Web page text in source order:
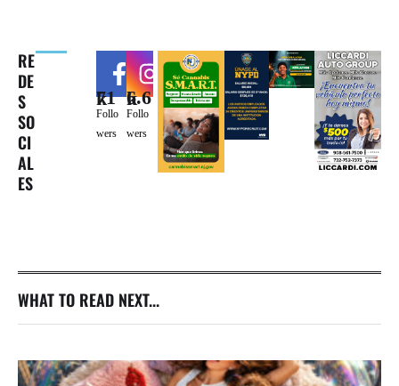
RE
DE
S
SO
CI
AL
ES
71k
Follo
wers
6.6k
Follo
wers
WHAT TO READ NEXT...